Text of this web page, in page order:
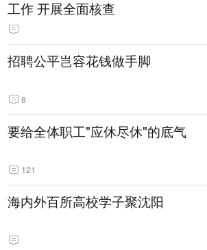
工作 开展全面核查
招聘公平岂容花钱做手脚
8
要给全体职工"应休尽休"的底气
121
海内外百所高校学子聚沈阳